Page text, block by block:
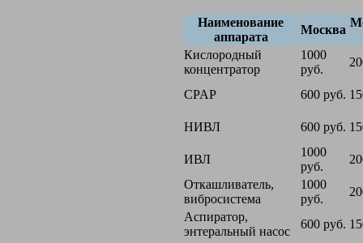
Наименование
аппарата
Москва
Кислородный
концентратор
1000
руб.
CPAP 600 руб.
НИВЛ 600 руб.
ИВЛ
1000
руб.
Откашливатель,
вибросистема
1000
руб.
Аспиратор,
энтеральный насос
600 руб.